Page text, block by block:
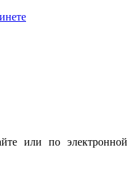
или по электронной